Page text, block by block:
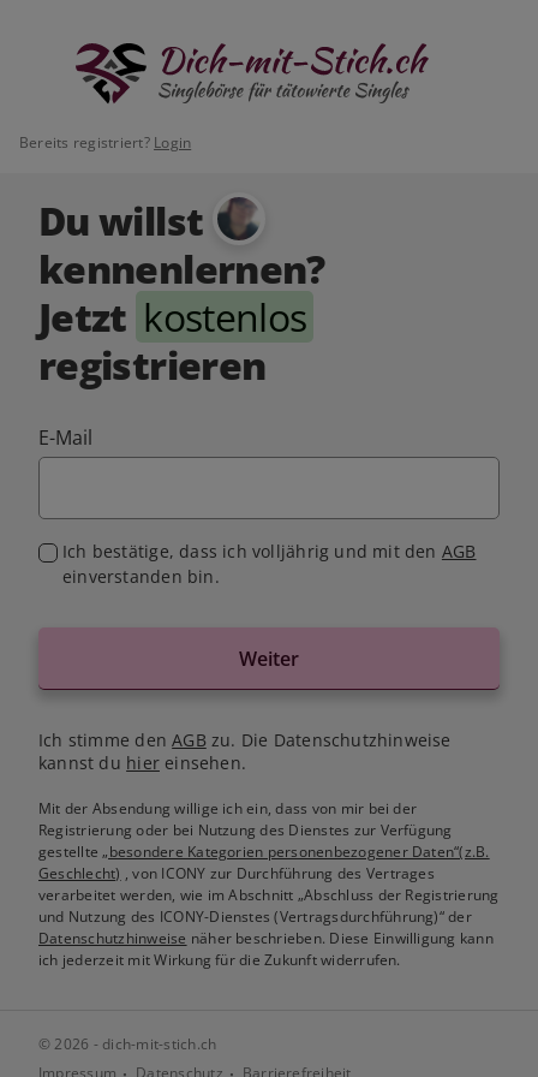
Bereits registriert? Login
Du willst
kennenlernen?
Jetzt kostenlos
registrieren
E-Mail
Ich bestätige, dass ich volljährig und mit den AGB
einverstanden bin.
Weiter
Ich stimme denAGB zu. Die Datenschutzhinweise
kannst du hiereinsehen.
Mit der Absendung willige ich ein, dass von mir bei der
Registrierung oder bei Nutzung des Dienstes zur Verfügung
gestellte„besondere Kategorien personenbezogener Daten“(z.B.
Geschlecht) , von ICONY zur Durchführung des Vertrages
verarbeitet werden, wie im Abschnitt „Abschluss der Registrierung
und Nutzung des ICONY-Dienstes (Vertragsdurchführung)“ der
Datenschutzhinweise näher beschrieben. Diese Einwilligung kann
ich jederzeit mit Wirkung für die Zukunft widerrufen.
© 2026 - dich-mit-stich.ch
Impressum
Datenschutz Barrierefreiheit